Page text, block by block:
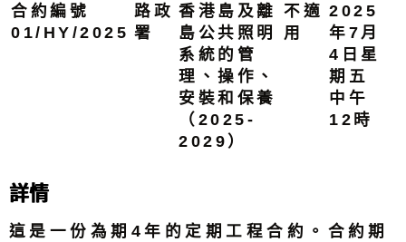
合約編號
01/HY/2025
路政
署
香港島及離
島公共照明
系統的管
理、操作、
安裝和保養
（2025-
2029）
不適
用
2025
年7月
4日星
期五
中午
12時
詳情
這是一份為期4年的定期工程合約。合約期